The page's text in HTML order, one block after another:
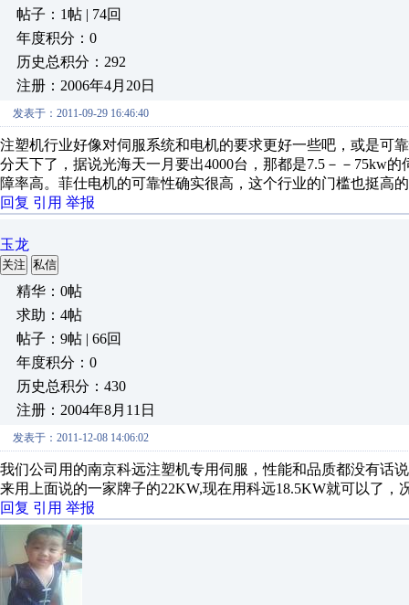
帖子：1帖 | 74回
年度积分：0
历史总积分：292
注册：2006年4月20日
发表于：2011-09-29 16:46:40
注塑机行业好像对伺服系统和电机的要求更好一些吧，或是可
分天下了，据说光海天一月要出4000台，那都是7.5－－75kw
障率高。菲仕电机的可靠性确实很高，这个行业的门槛也挺高
回复 引用 举报
玉龙
关注 私信
精华：0帖
求助：4帖
帖子：9帖 | 66回
年度积分：0
历史总积分：430
注册：2004年8月11日
发表于：2011-12-08 14:06:02
我们公司用的南京科远注塑机专用伺服，性能和品质都没有话
来用上面说的一家牌子的22KW,现在用科远18.5KW就可以了，
回复 引用 举报